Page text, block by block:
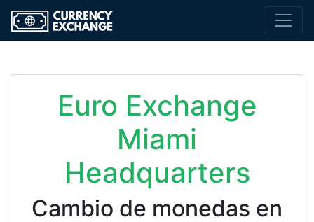
Euro Exchange
Miami
Headquarters
Cambio de monedas en